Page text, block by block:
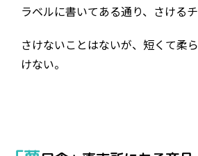
ラベルに書いてある通り、さけるチ
さけないことはないが、短くて柔
けない。